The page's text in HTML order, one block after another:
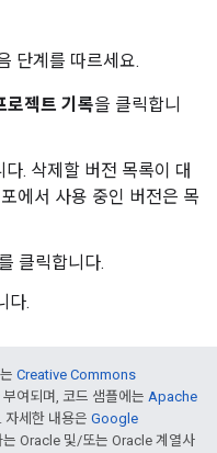
단계를 따르세요.
로젝트 기록을 클릭합니
. 삭제할 버전 목록이 대
에서 사용 중인 버전은 목
클릭합니다.
다.
Creative Commons
여되며, 코드 샘플에는 Apache
자세한 내용은 Google
는 Oracle 및/또는 Oracle 계열사